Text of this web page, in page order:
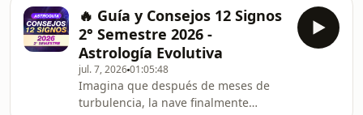
acompa
trae una alineación astrológica
histórica entre Júpiter, Urano,
Neptuno y Plutón. Conocida como “La
Canasta”, los cuatro grandes planetas
del cambio en el mismo grado exacto,
cada uno en un signo de fuego y aire
🔥 Guía y Consejos 12 Signos
2° Semestre 2026 -
Astrología Evolutiva
jul. 7, 202601:05:48
Imagina que después de meses de
turbulencia, la nave finalmente